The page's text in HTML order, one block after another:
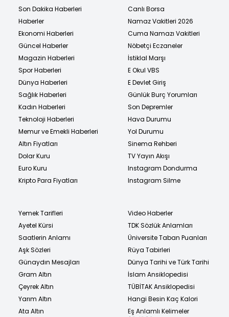
Son Dakika Haberleri
Haberler
Ekonomi Haberleri
Güncel Haberler
Magazin Haberleri
Spor Haberleri
Dünya Haberleri
Sağlık Haberleri
Kadın Haberleri
Teknoloji Haberleri
Memur ve Emekli Haberleri
Altın Fiyatları
Dolar Kuru
Euro Kuru
Kripto Para Fiyatları
Canlı Borsa
Namaz Vakitleri 2026
Cuma Namazı Vakitleri
Nöbetçi Eczaneler
İstiklal Marşı
E Okul VBS
E Devlet Giriş
Günlük Burç Yorumları
Son Depremler
Hava Durumu
Yol Durumu
Sinema Rehberi
TV Yayın Akışı
Instagram Dondurma
Instagram Silme
Yemek Tarifleri
Ayetel Kürsi
Saatlerin Anlamı
Aşk Sözleri
Günaydın Mesajları
Gram Altın
Çeyrek Altın
Yarım Altın
Ata Altın
Video Haberler
TDK Sözlük Anlamları
Üniversite Taban Puanları
Rüya Tabirleri
Dünya Tarihi ve Türk Tarihi
İslam Ansiklopedisi
TÜBİTAK Ansiklopedisi
Hangi Besin Kaç Kalori
Eş Anlamlı Kelimeler